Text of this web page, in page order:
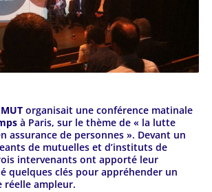
organisait une conférence matinale
à Paris, sur le thème de « la lutte
assurance de personnes ». Devant un
de mutuelles et d’instituts de
intervenants ont apporté leur
quelques clés pour appréhender un
réelle ampleur.